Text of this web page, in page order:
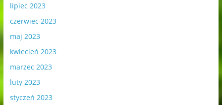
lipiec 2023
czerwiec 2023
maj 2023
kwiecień 2023
marzec 2023
luty 2023
styczeń 2023